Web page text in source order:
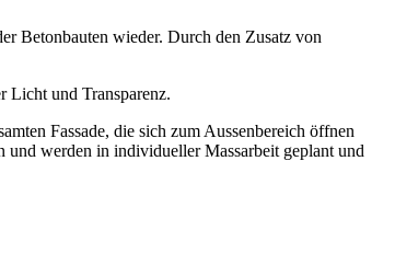
Betonbauten wieder. Durch den Zusatz von
Licht und Transparenz.
Fassade, die sich zum Aussenbereich öffnen
und werden in individueller Massarbeit geplant und